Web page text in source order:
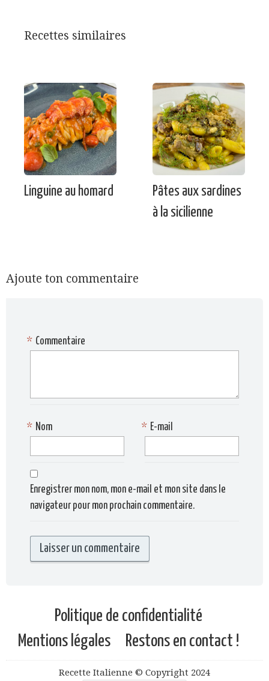
Recettes similaires
Linguine au homard
Pâtes aux sardines
à la sicilienne
Ajoute ton commentaire
Commentaire
*
Nom
* E-mail
*
Enregistrer mon nom, mon e-mail et mon site dans le
navigateur pour mon prochain commentaire.
Politique de confidentialité
Mentions légales
Restons en contact !
Recette Italienne © Copyright 2024